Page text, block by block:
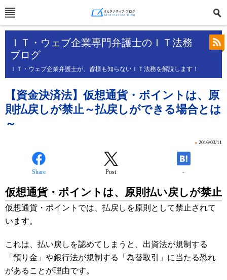
ＩＴ・ウェブ企業専門弁護士のＩＴ法務
ブログ
ＩＴ・ウェブ企業弁護士が、皆様も知らないＩＴ法務を解説します！
【資金決済法】仮想通貨・ポイントは、原
則払戻しが禁止～払戻しができる場合とは
～
» 2016/03/11
Share Post -
仮想通貨・ポイントは、原則払い戻しが禁止
仮想通貨・ポイントでは、払戻しを原則として禁止 されて
います。
これは、払い戻しを認めてしまうと、出資法が規制する
「預り金」や銀行法が規制する「為替取引」に当たる恐れ
があることが理由です。